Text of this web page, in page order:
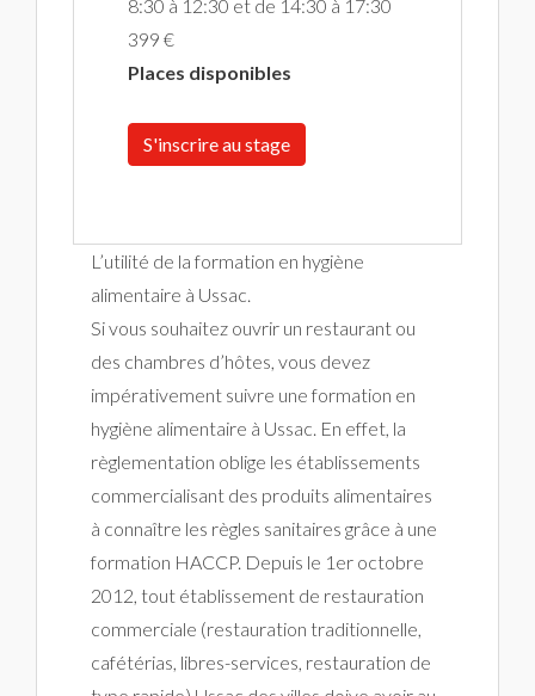
8:30 à 12:30 et de 14:30 à 17:30
399 €
Places disponibles
S'inscrire au stage
L’utilité de la formation en hygiène
alimentaire à Ussac.
Si vous souhaitez ouvrir un restaurant ou
des chambres d’hôtes, vous devez
impérativement suivre une formation en
hygiène alimentaire à Ussac. En effet, la
règlementation oblige les établissements
commercialisant des produits alimentaires
à connaître les règles sanitaires grâce à une
formation HACCP. Depuis le 1er octobre
2012, tout établissement de restauration
commerciale (restauration traditionnelle,
cafétérias, libres-services, restauration de